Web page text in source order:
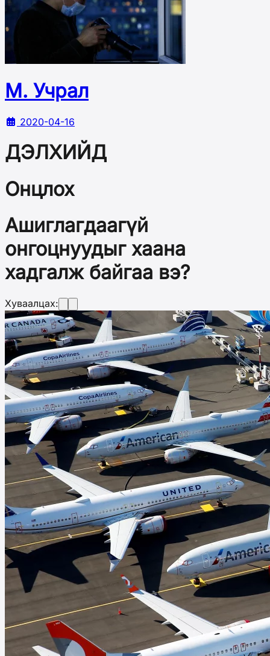
М. Учрал
2020-04-16
ДЭЛХИЙД
Онцлох
Ашиглагдаагүй
онгоцнуудыг хаана
хадгалж байгаа вэ?
Хуваалцах: